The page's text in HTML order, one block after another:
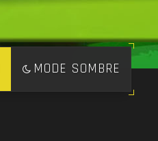
MODE SOMBRE